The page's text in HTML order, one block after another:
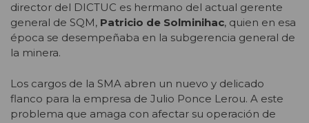
director del DICTUC es hermano del actual gerente
general de SQM, Patricio de Solminihac, quien en esa
época se desempeñaba en la subgerencia general de
la minera.
Los cargos de la SMA abren un nuevo y delicado
flanco para la empresa de Julio Ponce Lerou. A este
problema que amaga con afectar su operación de